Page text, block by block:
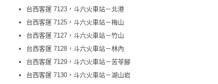
台西客運 7123，斗六火車站－北港
台西客運 7125，斗六火車站－梅山
台西客運 7127，斗六火車站－竹山
台西客運 7128，斗六火車站－林內
台西客運 7129，斗六火車站－苦苓腳
台西客運 7130，斗六火車站－湖山岩